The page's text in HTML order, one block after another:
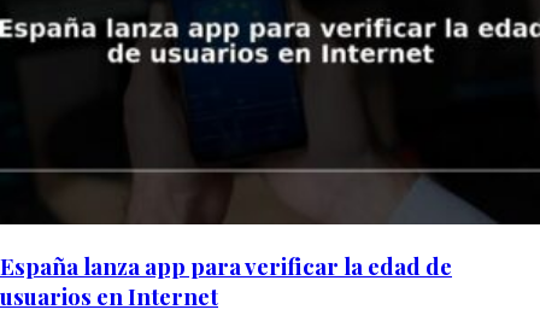
España lanza app para verificar la edad de
usuarios en Internet